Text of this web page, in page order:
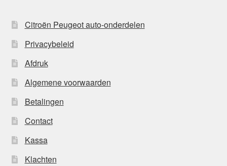
Citroën Peugeot auto-onderdelen
Privacybeleid
Afdruk
Algemene voorwaarden
Betalingen
Contact
Kassa
Klachten